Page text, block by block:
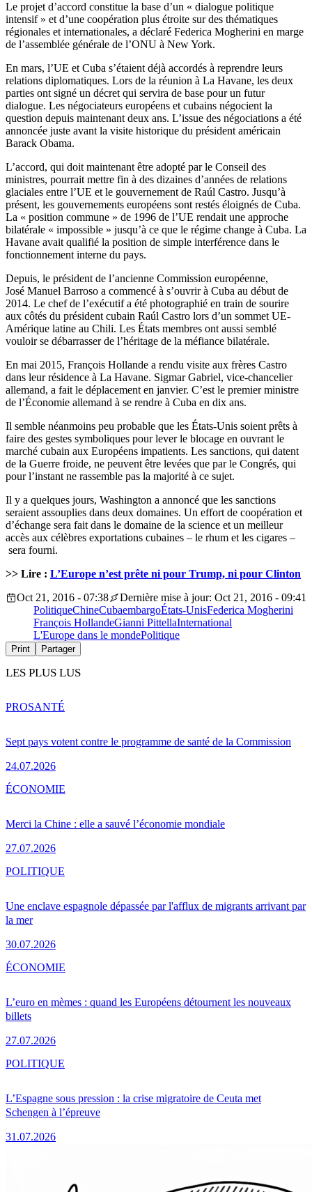
Le projet d’accord constitue la base d’un « dialogue politique
intensif » et d’une coopération plus étroite sur des thématiques
régionales et internationales, a déclaré Federica Mogherini en marge
de l’assemblée générale de l’ONU à New York.
En mars, l’UE et Cuba s’étaient déjà accordés à reprendre leurs
relations diplomatiques. Lors de la réunion à La Havane, les deux
parties ont signé un décret qui servira de base pour un futur
dialogue. Les négociateurs européens et cubains négocient la
question depuis maintenant deux ans. L’issue des négociations a été
annoncée juste avant la visite historique du président américain
Barack Obama.
L’accord, qui doit maintenant être adopté par le Conseil des
ministres, pourrait mettre fin à des dizaines d’années de relations
glaciales entre l’UE et le gouvernement de Raúl Castro. Jusqu’à
présent, les gouvernements européens sont restés éloignés de Cuba.
La « position commune » de 1996 de l’UE rendait une approche
bilatérale « impossible » jusqu’à ce que le régime change à Cuba. La
Havane avait qualifié la position de simple interférence dans le
fonctionnement interne du pays.
Depuis, le président de l’ancienne Commission européenne,
José Manuel Barroso a commencé à s’ouvrir à Cuba au début de
2014. Le chef de l’exécutif a été photographié en train de sourire
aux côtés du président cubain Raúl Castro lors d’un sommet UE-
Amérique latine au Chili. Les États membres ont aussi semblé
vouloir se débarrasser de l’héritage de la méfiance bilatérale.
En mai 2015, François Hollande a rendu visite aux frères Castro
dans leur résidence à La Havane. Sigmar Gabriel, vice-chancelier
allemand, a fait le déplacement en janvier. C’est le premier ministre
de l’Économie allemand à se rendre à Cuba en dix ans.
Il semble néanmoins peu probable que les États-Unis soient prêts à
faire des gestes symboliques pour lever le blocage en ouvrant le
marché cubain aux Européens impatients. Les sanctions, qui datent
de la Guerre froide, ne peuvent être levées que par le Congrés, qui
pour l’instant ne rassemble pas la majorité à ce sujet.
Il y a quelques jours, Washington a annoncé que les sanctions
seraient assouplies dans deux domaines. Un effort de coopération et
d’échange sera fait dans le domaine de la science et un meilleur
accès aux célèbres exportations cubaines – le rhum et les cigares –
sera fourni.
>> Lire : L’Europe n’est prête ni pour Trump, ni pour Clinton
Oct 21, 2016 - 07:38
Dernière mise à jour: Oct 21, 2016 - 09:41
PolitiqueChineCubaembargoÉtats-UnisFederica Mogherini
François HollandeGianni PittellaInternational
L'Europe dans le mondePolitique
Print Partager
LES PLUS LUS
Sept pays votent contre le programme de santé de la Commission
24.07.2026
PROSANTÉ
Merci la Chine : elle a sauvé l’économie mondiale
27.07.2026
ÉCONOMIE
Une enclave espagnole dépassée par l'afflux de migrants arrivant par
la mer
30.07.2026
POLITIQUE
L’euro en mèmes : quand les Européens détournent les nouveaux
billets
27.07.2026
ÉCONOMIE
L’Espagne sous pression : la crise migratoire de Ceuta met
Schengen à l’épreuve
31.07.2026
POLITIQUE